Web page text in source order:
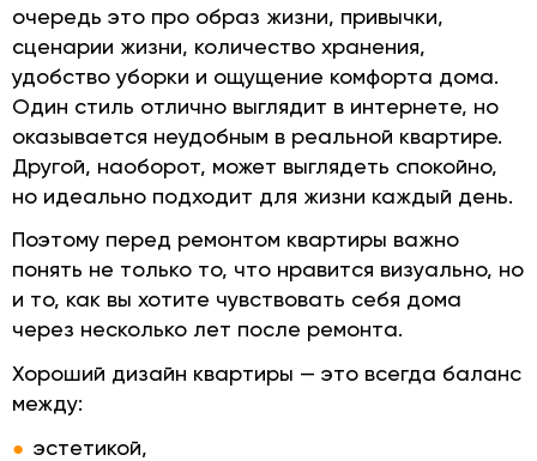
очередь это про образ жизни, привычки,
сценарии жизни, количество хранения,
удобство уборки и ощущение комфорта дома.
Один стиль отлично выглядит в интернете, но
оказывается неудобным в реальной квартире.
Другой, наоборот, может выглядеть спокойно,
но идеально подходит для жизни каждый день.
Поэтому перед ремонтом квартиры важно
понять не только то, что нравится визуально, но
и то, как вы хотите чувствовать себя дома
через несколько лет после ремонта.
Хороший дизайн квартиры — это всегда баланс
между:
эстетикой,